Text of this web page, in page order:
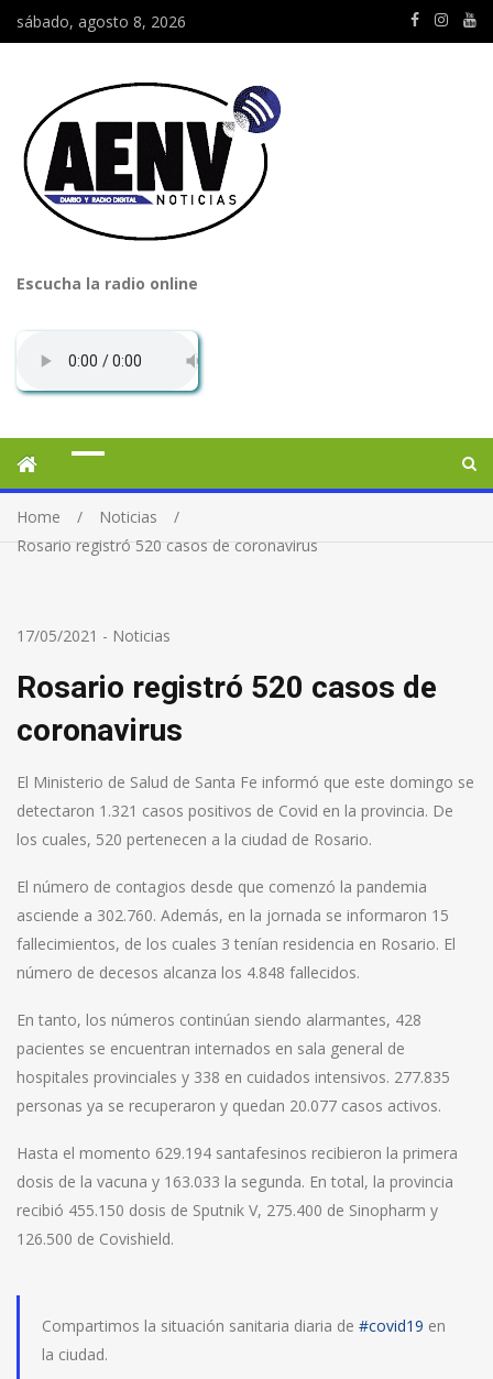
sábado, agosto 8, 2026
Escucha la radio online
Home
Noticias
Rosario registró 520 casos de coronavirus
17/05/2021 - Noticias
Rosario registró 520 casos de
coronavirus
El Ministerio de Salud de Santa Fe informó que este domingo se
detectaron 1.321 casos positivos de Covid en la provincia. De
los cuales, 520 pertenecen a la ciudad de Rosario.
El número de contagios desde que comenzó la pandemia
asciende a 302.760. Además, en la jornada se informaron 15
fallecimientos, de los cuales 3 tenían residencia en Rosario. El
número de decesos alcanza los 4.848 fallecidos.
En tanto, los números continúan siendo alarmantes, 428
pacientes se encuentran internados en sala general de
hospitales provinciales y 338 en cuidados intensivos. 277.835
personas ya se recuperaron y quedan 20.077 casos activos.
Hasta el momento 629.194 santafesinos recibieron la primera
dosis de la vacuna y 163.033 la segunda. En total, la provincia
recibió 455.150 dosis de Sputnik V, 275.400 de Sinopharm y
126.500 de Covishield.
Compartimos la situación sanitaria diaria de #covid19 en
la ciudad.